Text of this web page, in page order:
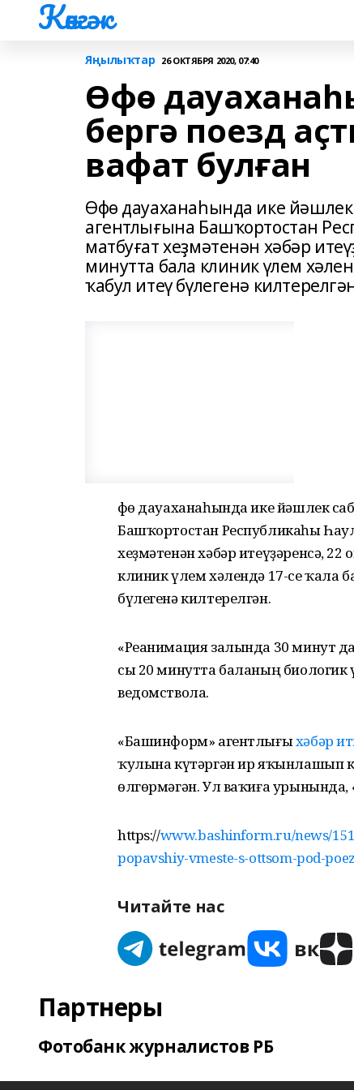
Көнгәк
Яңылыҡтар 26 ОКТЯБРЯ 2020, 07:40
Өфө
бергә поезд
вафат булған
Өфө дауаханаһында ике
агентлығына Башҡортостан
матбуғат хеҙмәтенән хәбәр
минутта бала клиник үлем
ҡабул итеү бүлегенә
Өфө дауаханаһында ике йәшлек
Башҡортостан Республикаһы
хеҙмәтенән хәбәр итеүҙәренсә, 22
клиник үлем хәлендә 17-се ҡала
бүлегенә килтерелгән.
«Реанимация залында 30 минут
сы 20 минутта баланың биологик
ведомствола.
«Башинформ» агентлығыхәбәр
ҡулына күтәргән ир яҡынлашып
өлгөрмәгән. Ул ваҡиға
https://www.bashinform.ru/news/
popavshiy-vmeste-s-ottsom-pod-
Читайте нас
Партнеры
Фотобанк журналистов РБ